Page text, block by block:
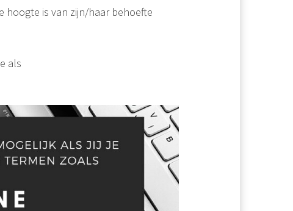
hoogte is van zijn/haar behoefte
als